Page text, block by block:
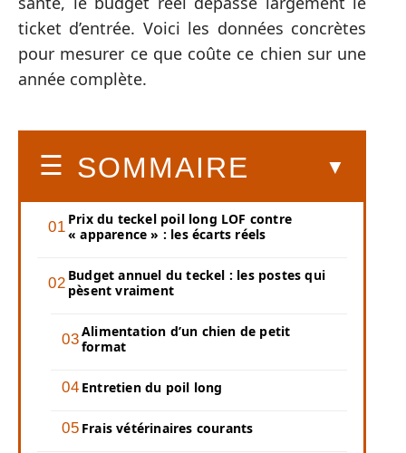
ticket d’entrée. Voici les données concrètes
pour mesurer ce que coûte ce chien sur une
année complète.
SOMMAIRE
Prix du teckel poil long LOF contre
« apparence » : les écarts réels
Budget annuel du teckel : les postes qui
pèsent vraiment
Alimentation d’un chien de petit
format
Entretien du poil long
Frais vétérinaires courants